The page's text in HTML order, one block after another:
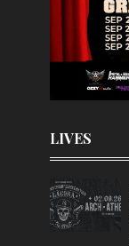
LIVES